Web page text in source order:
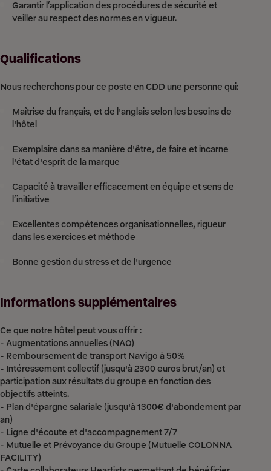
Garantir l’application des procédures de sécurité et
veiller au respect des normes en vigueur.
Qualifications
Nous recherchons pour ce poste en CDD une personne qui:
Maîtrise du français, et de l'anglais selon les besoins de
l'hôtel
Exemplaire dans sa manière d'être, de faire et incarne
l'état d'esprit de la marque
Capacité à travailler efficacement en équipe et sens de
l’initiative
Excellentes compétences organisationnelles, rigueur
dans les exercices et méthode
Bonne gestion du stress et de l'urgence
Informations supplémentaires
Ce que notre hôtel peut vous offrir :
- Augmentations annuelles (NAO)
- Remboursement de transport Navigo à 50%
- Intéressement collectif (jusqu'à 2300 euros brut/an) et
participation aux résultats du groupe en fonction des
objectifs atteints.
- Plan d'épargne salariale (jusqu'à 1300€ d'abondement par
an)
- Ligne d'écoute et d'accompagnement 7/7
- Mutuelle et Prévoyance du Groupe (Mutuelle COLONNA
FACILITY)